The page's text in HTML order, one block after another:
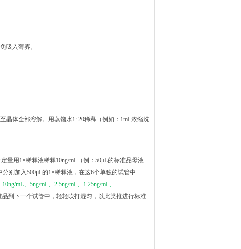
吸入薄雾。
晶体全部溶解。用蒸馏水1: 20稀释（例如：1mL浓缩洗
量用1×稀释液稀释10ng/mL（例：50μL的标准品母液
别加入500μL的1×稀释液，在这6个单独的试管中
10ng/mL、5ng/mL、2.5ng/mL、1.25ng/mL、
品到下一个试管中，轻轻吹打混匀，以此类推进行标准